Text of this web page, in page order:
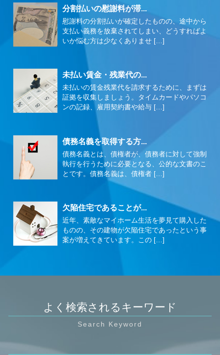
分割払いの慰謝料が滞...
慰謝料の分割払いが確定したものの、途中から
支払い義務を放棄されてしまい、どうすればよ
いか悩む方は少なくありませ […]
未払い賃金・残業代の...
未払いの賃金残業代を請求するために、まずは
証拠を収集しましょう。タイムカードやパソコ
ンの記録、雇用契約書や給与 […]
債務名義を取得する方...
債務名義とは、債権者が、債務者に対して強制
執行を行うために必要となる、公的な文書のこ
とです。債務名義は、債権者 […]
欠陥住宅であることが...
近年、素敵なマイホーム生活を夢見て購入した
ものの、その建物が欠陥住宅であったという事
案が増えてきています。この […]
よく検索されるキーワード